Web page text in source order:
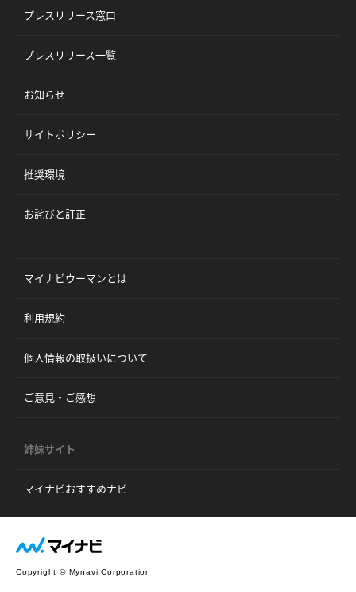
プレスリリース窓口
プレスリリース一覧
お知らせ
サイトポリシー
推奨環境
お詫びと訂正
マイナビウーマンとは
利用規約
個人情報の取扱いについて
ご意見・ご感想
姉妹サイト
マイナビおすすめナビ
Copyright © Mynavi Corporation